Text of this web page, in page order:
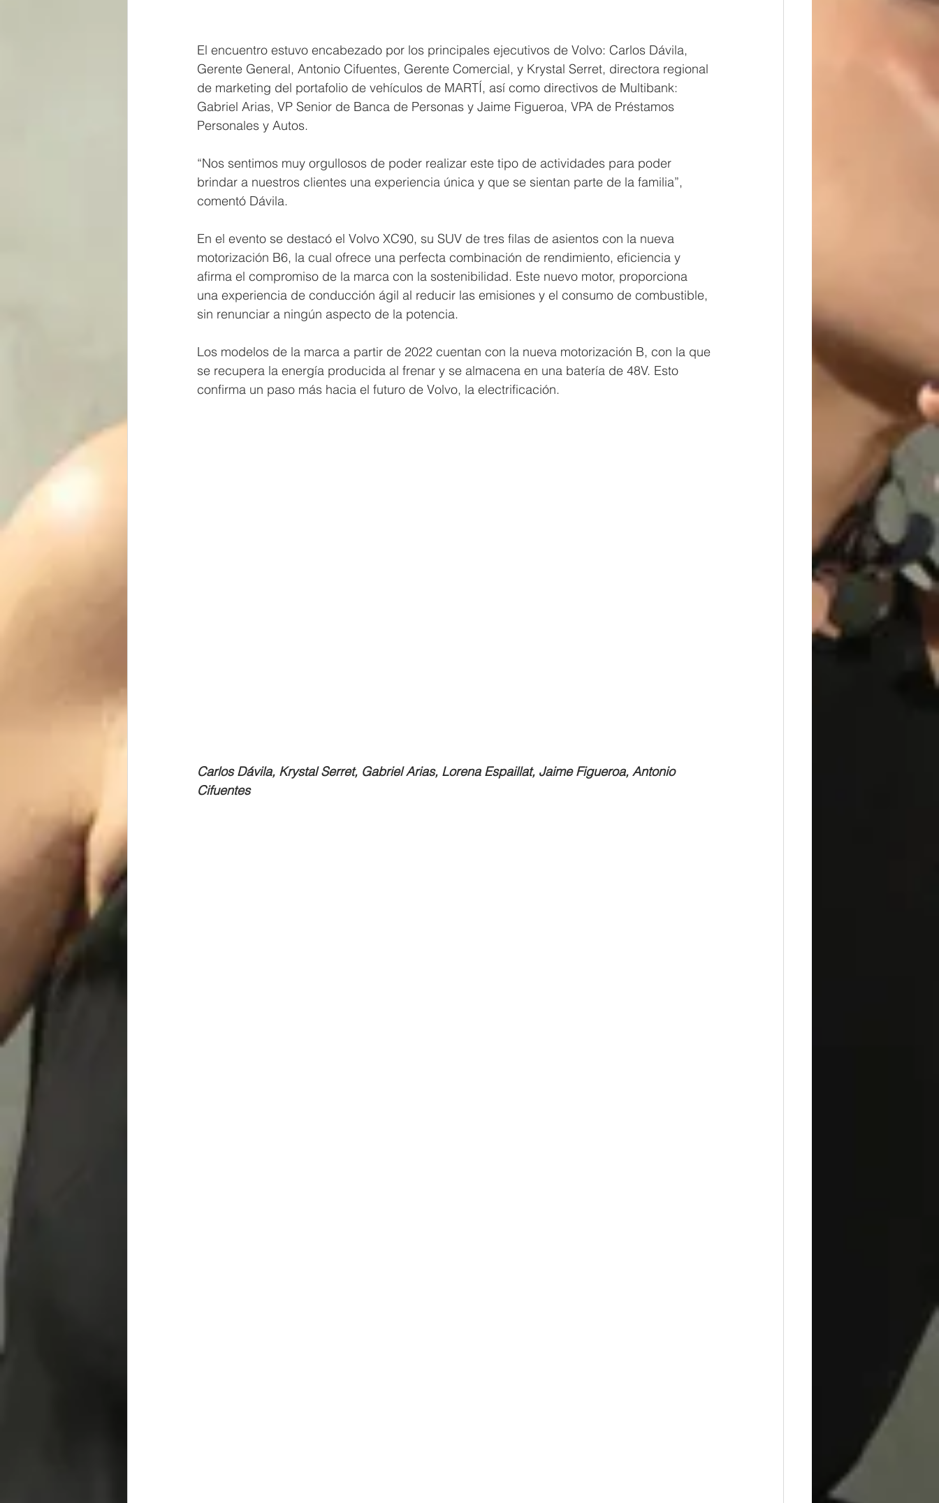
El encuentro estuvo encabezado por los principales ejecutivos de Volvo: Carlos Dávila,
Gerente General, Antonio Cifuentes, Gerente Comercial, y Krystal Serret, directora regional
de marketing del portafolio de vehículos de MARTÍ, así como directivos de Multibank:
Gabriel Arias, VP Senior de Banca de Personas y Jaime Figueroa, VPA de Préstamos
Personales y Autos.
“Nos sentimos muy orgullosos de poder realizar este tipo de actividades para poder
brindar a nuestros clientes una experiencia única y que se sientan parte de la familia”,
comentó Dávila.
En el evento se destacó el Volvo XC90, su SUV de tres filas de asientos con la nueva
motorización B6, la cual ofrece una perfecta combinación de rendimiento, eficiencia y
afirma el compromiso de la marca con la sostenibilidad. Este nuevo motor, proporciona
una experiencia de conducción ágil al reducir las emisiones y el consumo de combustible,
sin renunciar a ningún aspecto de la potencia.
Los modelos de la marca a partir de 2022 cuentan con la nueva motorización B, con la que
se recupera la energía producida al frenar y se almacena en una batería de 48V. Esto
confirma un paso más hacia el futuro de Volvo, la electrificación.
Carlos Dávila, Krystal Serret, Gabriel Arias, Lorena Espaillat, Jaime Figueroa, Antonio
Cifuentes